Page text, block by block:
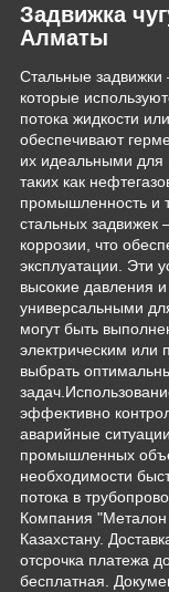
Задвижка
Алматы
Стальные задвижки
которые
потока жидкости
обеспечивают
их идеальными для
таких как
промышленность и
стальных задвижек
коррозии, что
эксплуатации. Эти
высокие давления
универсальными
могут быть
электрическим или
выбрать
эффективно
аварийные
промышленных
необходимости
потока в
Компания "Металон
Казахстану.
отсрочка платежа
бесплатная.